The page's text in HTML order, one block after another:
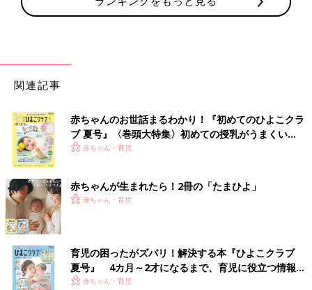
関連記事
赤ちゃんのお世話まるわかり！『初めてのひよこクラ
ブ 夏号』〈巻頭大特集〉初めての授乳がうまくい
く！ おっぱい・ミルクの基本と夏のトラブル 解決テ
赤ちゃん・育児
赤ちゃんが生まれたら！2冊の「たまひよ」
赤ちゃん・育児
育児の困ったがズバリ！解決する本『ひよこクラブ
夏号』 4カ月～2才になるまで、育児に役立つ情報が
いっぱい！
赤ちゃん・育児